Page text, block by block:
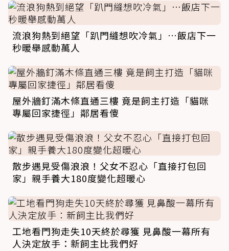
流浪狗熱到絕望「趴門縫想吹冷氣」…飯店下一
秒暖舉感動萬人
屋外牆釘滿木條直通三樓 竟是飼主打造「貓咪
專屬回家捷徑」鄰居看傻
散步遇見受傷浪浪！父女不忍心「直接打包回
家」親手養大180度變化超暖心
工地看門狗走失10天終於尋獲 見鼻酸一幕所有
人決定放手：新飼主比我們好